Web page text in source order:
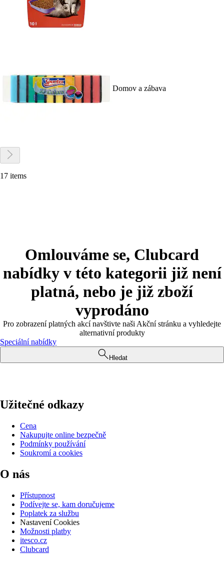
Domov a zábava
17 items
Omlouváme se, Clubcard
nabídky v této kategorii již není
platná, nebo je již zboží
vyprodáno
Pro zobrazení platných akcí navštivte naši Akční stránku a vyhledejte
alternativní produkty
Speciální nabídky
Hledat
Užitečné odkazy
Cena
Nakupujte online bezpečně
Podmínky používání
Soukromí a cookies
O nás
Přístupnost
Podívejte se, kam doručujeme
Poplatek za službu
Nastavení Cookies
Možnosti platby
itesco.cz
Clubcard